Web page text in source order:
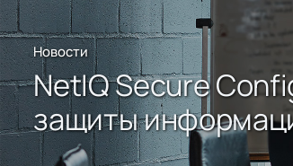
Новости
NetIQ Secure
защиты